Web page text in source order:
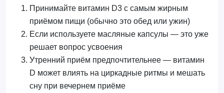
Принимайте витамин D3 с самым жирным
приёмом пищи (обычно это обед или ужин)
Если используете масляные капсулы — это уже
решает вопрос усвоения
Утренний приём предпочтительнее — витамин
D может влиять на циркадные ритмы и мешать
сну при вечернем приёме